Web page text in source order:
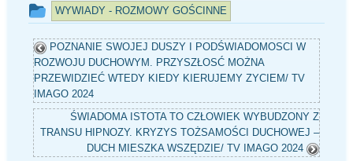
Ten
był
dodany
w
kategorii
WYWIADY - ROZMOWY GOŚCINNE
POZNANIE SWOJEJ DUSZY I PODŚWIADOMOSCI W
ROZWOJU DUCHOWYM. PRZYSZŁOSĆ MOŻNA
PRZEWIDZIEĆ WTEDY KIEDY KIERUJEMY ZYCIEM/ TV
IMAGO 2024
ŚWIADOMA ISTOTA TO CZŁOWIEK WYBUDZONY Z
TRANSU HIPNOZY. KRYZYS TOŻSAMOŚCI DUCHOWEJ –
DUCH MIESZKA WSZĘDZIE/ TV IMAGO 2024